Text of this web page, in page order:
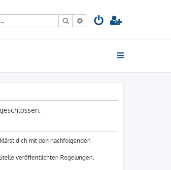
Suche Erweiterte Suche
dich mit den nachfolgenden
veröffentlichten Regelungen.